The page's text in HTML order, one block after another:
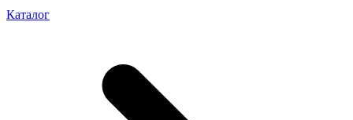
Каталог